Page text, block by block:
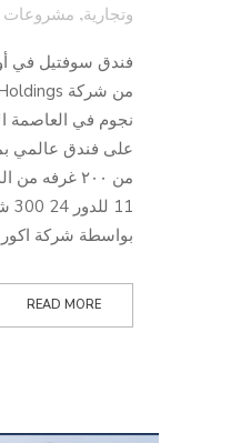
وتجارية, مشروعات
فندق سوفتيل في
نجوم في العاصمة
على فندق عالمي
بواسطة شركة اكور
READ MORE